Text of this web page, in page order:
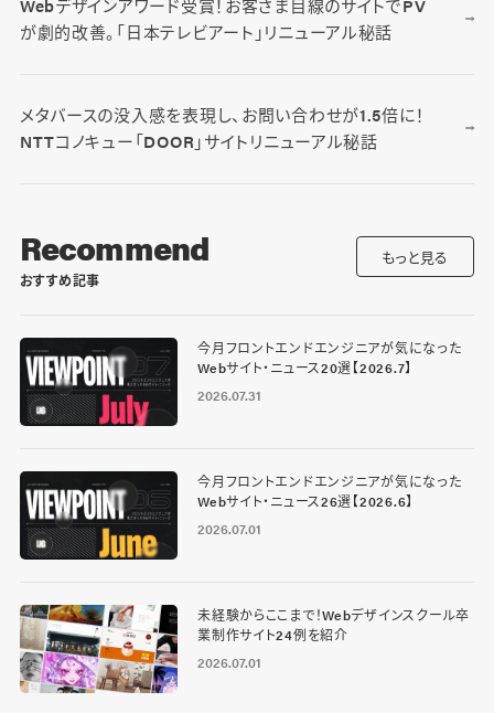
Webデザインアワード受賞！お客さま目線のサイトでPV
が劇的改善。「日本テレビアート」リニューアル秘話
メタバースの没入感を表現し、お問い合わせが1.5倍に！
NTTコノキュー「DOOR」サイトリニューアル秘話
Recommend
おすすめ記事
もっと見る
今月フロントエンドエンジニアが気になった
Webサイト・ニュース20選【2026.7】
2026.07.31
今月フロントエンドエンジニアが気になった
Webサイト・ニュース26選【2026.6】
2026.07.01
未経験からここまで！Webデザインスクール卒
業制作サイト24例を紹介
2026.07.01